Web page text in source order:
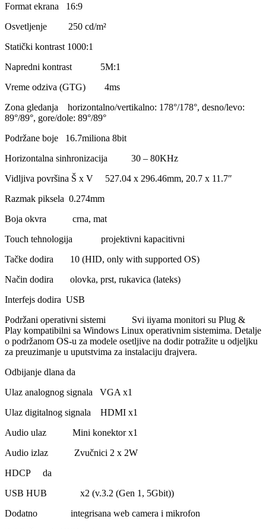
Format ekrana 16:9
Osvetljenje 250 cd/m²
Statički kontrast 1000:1
Napredni kontrast 5M:1
Vreme odziva (GTG) 4ms
Zona gledanja horizontalno/vertikalno: 178°/178°, desno/levo:
89°/89°, gore/dole: 89°/89°
Podržane boje 16.7miliona 8bit
Horizontalna sinhronizacija 30 – 80KHz
Vidljiva površina Š x V 527.04 x 296.46mm, 20.7 x 11.7″
Razmak piksela 0.274mm
Boja okvra crna, mat
Touch tehnologija projektivni kapacitivni
Tačke dodira 10 (HID, only with supported OS)
Način dodira olovka, prst, rukavica (lateks)
Interfejs dodira USB
Podržani operativni sistemi Svi iiyama monitori su Plug &
Play kompatibilni sa Windows Linux operativnim sistemima. Detalje
o podržanom OS-u za modele osetljive na dodir potražite u odjeljku
za preuzimanje u uputstvima za instalaciju drajvera.
Odbijanje dlana da
Ulaz analognog signala VGA x1
Ulaz digitalnog signala HDMI x1
Audio ulaz Mini konektor x1
Audio izlaz Zvučnici 2 x 2W
HDCP da
USB HUB x2 (v.3.2 (Gen 1, 5Gbit))
Dodatno integrisana web camera i mikrofon